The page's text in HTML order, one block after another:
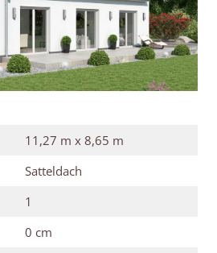
11,27 m x 8,65 m
Satteldach
1
0 cm